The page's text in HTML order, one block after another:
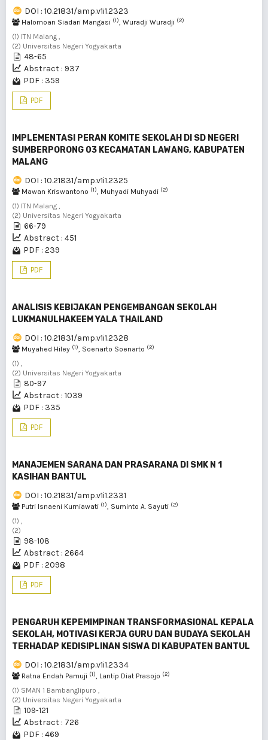
DOI : 10.21831/amp.v1i1.2323
Halomoan Siadari Mangasi (1), Wuradji Wuradji (2)
(1) ITN Malang ,
(2) Universitas Negeri Yogyakarta
48-65
Abstract : 937
PDF : 359
PDF
IMPLEMENTASI PERAN KOMITE SEKOLAH DI SD NEGERI
SUMBERPORONG 03 KECAMATAN LAWANG, KABUPATEN
MALANG
DOI : 10.21831/amp.v1i1.2325
Mawan Kriswantono (1), Muhyadi Muhyadi (2)
(1) ITN Malang ,
(2) Universitas Negeri Yogyakarta
66-79
Abstract : 451
PDF : 239
PDF
ANALISIS KEBIJAKAN PENGEMBANGAN SEKOLAH
LUKMANULHAKEEM YALA THAILAND
DOI : 10.21831/amp.v1i1.2328
Muyahed Hiley (1), Soenarto Soenarto (2)
(1) ,
(2) Universitas Negeri Yogyakarta
80-97
Abstract : 1039
PDF : 335
PDF
MANAJEMEN SARANA DAN PRASARANA DI SMK N 1
KASIHAN BANTUL
DOI : 10.21831/amp.v1i1.2331
Putri Isnaeni Kurniawati (1), Suminto A. Sayuti (2)
(1) ,
(2)
98-108
Abstract : 2664
PDF : 2098
PDF
PENGARUH KEPEMIMPINAN TRANSFORMASIONAL KEPALA
SEKOLAH, MOTIVASI KERJA GURU DAN BUDAYA SEKOLAH
TERHADAP KEDISIPLINAN SISWA DI KABUPATEN BANTUL
DOI : 10.21831/amp.v1i1.2334
Ratna Endah Pamuji (1), Lantip Diat Prasojo (2)
(1) SMAN 1 Bambanglipuro ,
(2) Universitas Negeri Yogyakarta
109-121
Abstract : 726
PDF : 469